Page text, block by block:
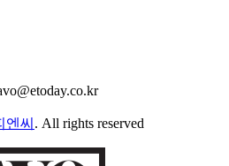
엔씨 . All rights reserved